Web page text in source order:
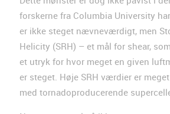
forskerne fra Columbia University
er ikke steget nævneværdigt, men
Helicity (SRH) – et mål for shear,
et utryk for hvor meget en given
er steget. Høje SRH værdier er
med tornadoproducerende